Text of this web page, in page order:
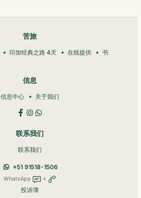
苦旅
印加经典之路 4天 在线提供 书
信息
信息中心 关于我们
联系我们
联系我们
+51 91518-1506
WhatsApp +
投诉簿